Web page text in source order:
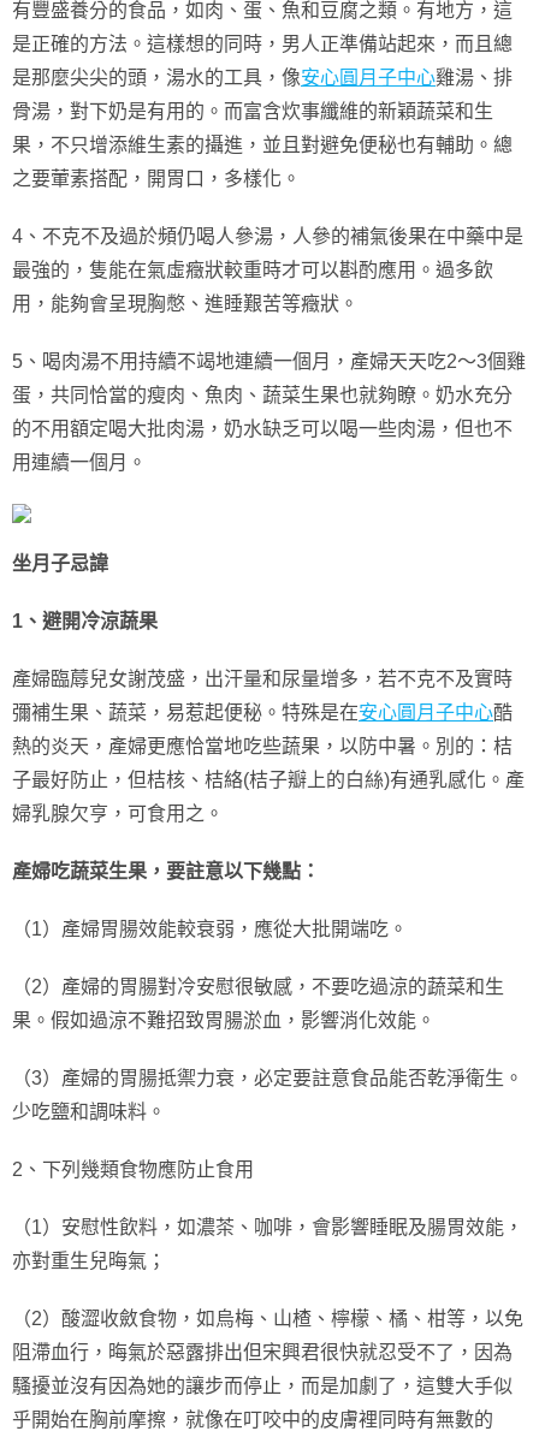
有豐盛養分的食品，如肉、蛋、魚和豆腐之類。有地方，這
是正確的方法。這樣想的同時，男人正準備站起來，而且總
是那麼尖尖的頭，湯水的工具，像安心圓月子中心雞湯、排
骨湯，對下奶是有用的。而富含炊事纖維的新穎蔬菜和生
果，不只增添維生素的攝進，並且對避免便秘也有輔助。總
之要葷素搭配，開胃口，多樣化。
4、不克不及過於頻仍喝人參湯，人參的補氣後果在中藥中是
最強的，隻能在氣虛癥狀較重時才可以斟酌應用。過多飲
用，能夠會呈現胸憋、進睡艱苦等癥狀。
5、喝肉湯不用持續不竭地連續一個月，產婦天天吃2～3個雞
蛋，共同恰當的瘦肉、魚肉、蔬菜生果也就夠瞭。奶水充分
的不用額定喝大批肉湯，奶水缺乏可以喝一些肉湯，但也不
用連續一個月。
坐月子忌諱
1、避開冷涼蔬果
產婦臨蓐兒女謝茂盛，出汗量和尿量增多，若不克不及實時
彌補生果、蔬菜，易惹起便秘。特殊是在安心圓月子中心酷
熱的炎天，產婦更應恰當地吃些蔬果，以防中暑。別的：桔
子最好防止，但桔核、桔絡(桔子瓣上的白絲)有通乳感化。產
婦乳腺欠亨，可食用之。
產婦吃蔬菜生果，要註意以下幾點：
（1）產婦胃腸效能較衰弱，應從大批開端吃。
（2）產婦的胃腸對冷安慰很敏感，不要吃過涼的蔬菜和生
果。假如過涼不難招致胃腸淤血，影響消化效能。
（3）產婦的胃腸抵禦力衰，必定要註意食品能否乾淨衛生。
少吃鹽和調味料。
2、下列幾類食物應防止食用
（1）安慰性飲料，如濃茶、咖啡，會影響睡眠及腸胃效能，
亦對重生兒晦氣；
（2）酸澀收斂食物，如烏梅、山楂、檸檬、橘、柑等，以免
阻滯血行，晦氣於惡露排出但宋興君很快就忍受不了，因為
騷擾並沒有因為她的讓步而停止，而是加劇了，這雙大手似
乎開始在胸前摩擦，就像在叮咬中的皮膚裡同時有無數的